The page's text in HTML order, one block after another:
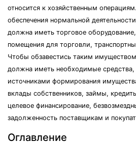
относится к хозяйственным
обеспечения нормальной
должна иметь торговое
помещения для торговли,
Чтобы обзавестись таким
должна иметь необходимые средства,
источниками формирования
вклады собственников, займы,
целевое финансирование,
задолженность поставщикам и
Оглавление